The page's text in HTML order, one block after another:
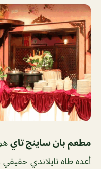
مطعم بان ساينج تاي
أعده طاه تايلاندي